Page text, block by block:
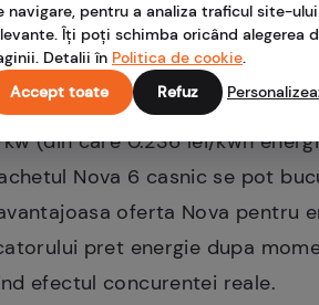
focus-ul pe care
avatajoase preturi de pe piata.
cat costa 1 kw energie
(din care 0.236 lei/kwh
Nova 6 casnic se pot
oferta Nova pentru
pret energie dupa
efectul concurentei reale.
navigare, pentru a analiza traficul site-
Îți poți schimba oricând alegerea
Detalii în Politica de cookie.
Accept toate
Refuz